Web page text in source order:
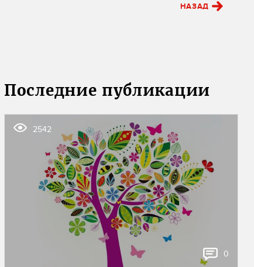
НАЗАД
Последние публикации
2542
0